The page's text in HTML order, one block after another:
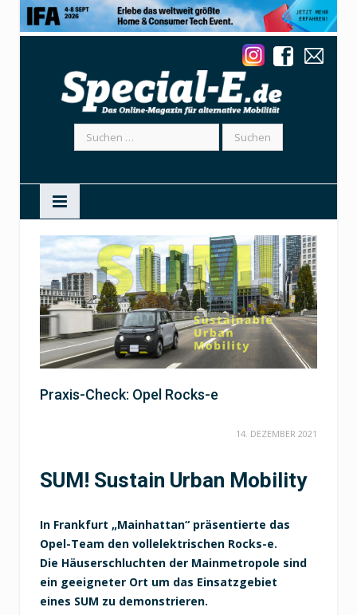
Suchen
nach:
Praxis-Check: Opel Rocks-e
14. DEZEMBER 2021
SUM! Sustain Urban Mobility
In Frankfurt „Mainhattan“ präsentierte das
Opel-Team den vollelektrischen Rocks-e.
Die Häuserschluchten der Mainmetropole sind
ein geeigneter Ort um das Einsatzgebiet
eines SUM zu demonstrieren.